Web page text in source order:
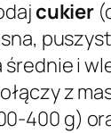
cukier
i
z
400 g)